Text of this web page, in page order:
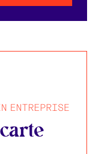
ENTREPRISE